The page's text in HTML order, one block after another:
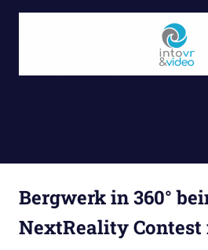
Zum
&
Video
GmbH
Reality
(VR)
Produktionsfirma
Bergwerk in 360°
NextReality